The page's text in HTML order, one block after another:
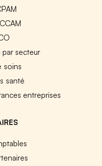
par secteur
soins
santé
entreprises